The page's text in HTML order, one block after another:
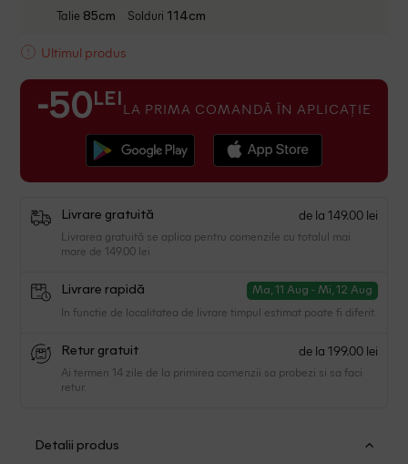
Talie 85cm Solduri 114cm
Ultimul produs
-50 LEI LA PRIMA COMANDĂ ÎN APLICAȚIE
Livrare gratuită de la 149.00 lei
Livrarea gratuită se aplica pentru comenzile cu totalul mai
mare de 149.00 lei
Livrare rapidă Ma, 11 Aug - Mi, 12 Aug
In functie de localitatea de livrare timpul estimat poate fi diferit.
Retur gratuit de la 199.00 lei
Ai termen 14 zile de la primirea comenzii sa probezi si sa faci
retur.
Detalii produs